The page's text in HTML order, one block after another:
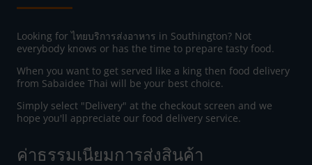
Looking for ไทยบริการส่งอาหาร in Southington? Not
everybody knows or has the time to prepare tasty food.
When you want to get served like a king then food delivery
from Sabaidee Thai will be your best choice.
Simply select "Delivery" at the checkout screen and we
hope you'll appreciate our food delivery service.
ค่าธรรมเนียมการส่งสินค้า